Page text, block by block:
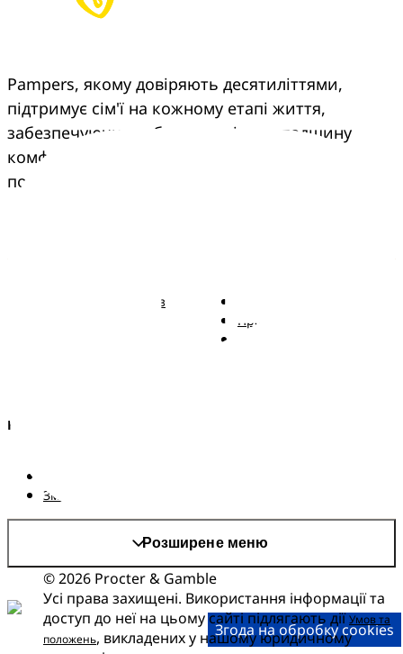
Pampers, якому довіряють десятиліттями,
підтримує сім'ї на кожному етапі життя,
забезпечуючи турботу, досвід та спадщину
комфорту, що переходить з покоління в
покоління.
Підгузки Pampers із
Правові положення
Країна/регіон
Змінити країнa/регіон
Розширене меню
© 2026 Procter & Gamble
Усі права захищені. Використання інформації та
доступ до неї на цьому сайті підлягають діїУмов та
положень, викладених у нашому юридичному
Згода на обробку cookies